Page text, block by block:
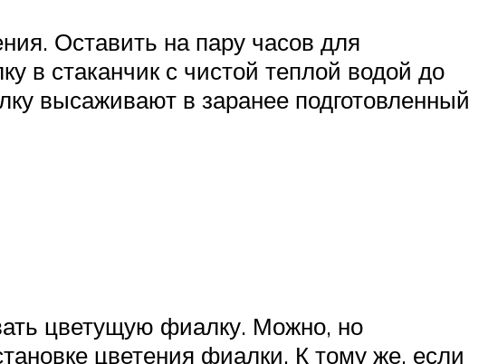
Оставить на пару часов для
в стаканчик с чистой теплой водой до
высаживают в заранее подготовленный
цветущую фиалку. Можно, но
цветения фиалки. К тому же, если